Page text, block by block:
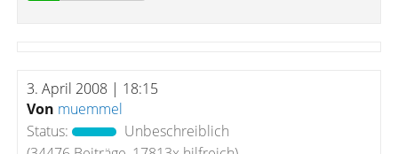
3. April 2008 | 18:15
Von muemmel
Status:
Unbeschreiblich